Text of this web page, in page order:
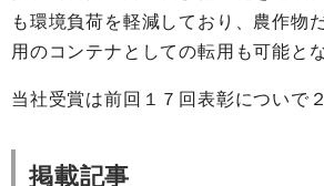
も環境負荷を軽減して おり、農作物
用のコンテナとしての転用も可能と
当社受賞は前回１７回表彰についで
掲載記事